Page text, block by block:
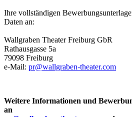
Ihre vollständigen
Daten an:
Wallgraben Theater Freiburg GbR
Rathausgasse 5a
79098 Freiburg
e-Mail: pr@wallgraben-theater.com
Weitere Informationen und
an